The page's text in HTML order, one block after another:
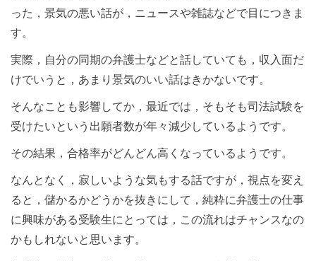
った，景気の悪い話が，ニュースや雑誌などで目につきま
す。
実際，自分の同期の弁護士などと話していても，収入面だ
けでいうと，あまり景気のいい話はきかないです。
そんなことも影響してか，最近では，そもそも司法試験を
受けたいという出願者数が年々減少しているようです。
その結果，合格率がどんどん高くなっているようです。
なんとなく，寂しいような気もする話ですが，視点を変え
ると，儲かるかどうかを抜きにして，純粋に弁護士の仕事
に興味がある受験生にとっては，この流れはチャンスなの
かもしれないと思います。